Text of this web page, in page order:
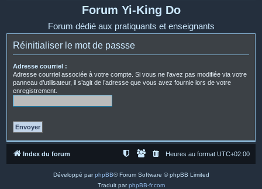
Forum Yi-King Do
Forum dédié aux pratiquants et enseignants
Réinitialiser le mot de passse
Adresse courriel :
Adresse courriel associée à votre compte. Si vous ne l’avez pas modifiée via votre
panneau d’utilisateur, il s’agit de l’adresse que vous avez fournie lors de votre
enregistrement.
Index du forum Heures au format UTC+02:00
Développé parphpBB® Forum Software © phpBB Limited
Traduit parphpBB-fr.com